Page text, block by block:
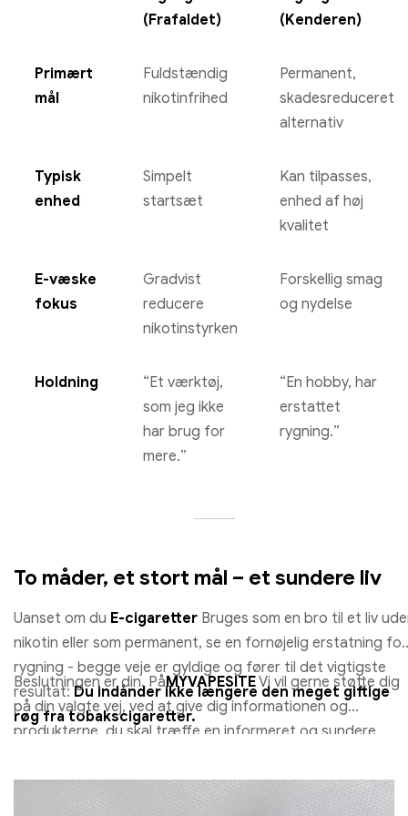
(Frafaldet)
(Kenderen)
Primært
mål
Fuldstændig
nikotinfrihed
Permanent,
skadesreduceret
alternativ
Typisk
enhed
Simpelt
startsæt
Kan tilpasses,
enhed af høj
kvalitet
E-væske
fokus
Gradvist
reducere
nikotinstyrken
Forskellig smag
og nydelse
Holdning
“Et værktøj,
som jeg ikke
har brug for
mere.”
“En hobby, har
erstattet
rygning.”
To måder, et stort mål – et sundere liv
Uanset om du E-cigaretter Bruges som en bro til et liv
nikotin eller som permanent, se en fornøjelig erstatning for
rygning - begge veje er gyldige og fører til det vigtigste
resultat:Du indånder ikke længere den meget giftige
røg fra tobakscigaretter.
Beslutningen er din. PåMYVAPESITEVi vil gerne støtte dig
på din valgte vej, ved at give dig informationen og
produkterne, du skal træffe en informeret og sundere